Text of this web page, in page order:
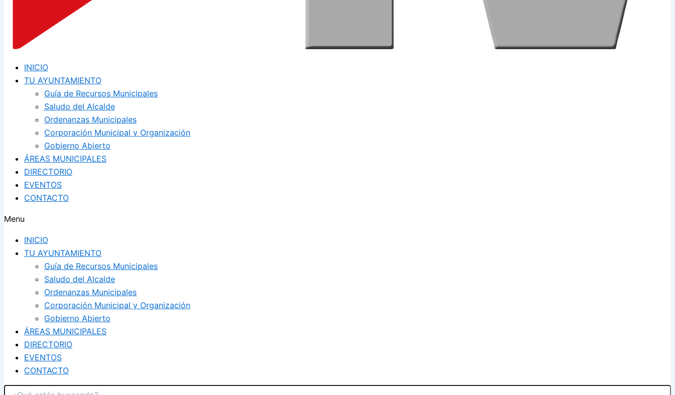
INICIO
TU AYUNTAMIENTO
Guía de Recursos Municipales
Saludo del Alcalde
Ordenanzas Municipales
Corporación Municipal y Organización
Gobierno Abierto
ÁREAS MUNICIPALES
DIRECTORIO
EVENTOS
CONTACTO
Menu
INICIO
TU AYUNTAMIENTO
Guía de Recursos Municipales
Saludo del Alcalde
Ordenanzas Municipales
Corporación Municipal y Organización
Gobierno Abierto
ÁREAS MUNICIPALES
DIRECTORIO
EVENTOS
CONTACTO